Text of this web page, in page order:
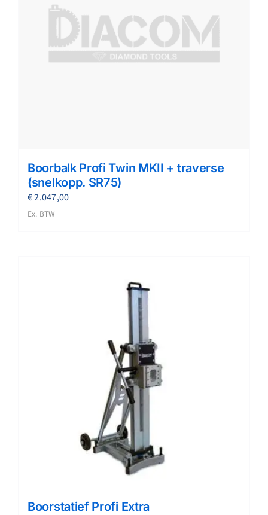
Boorbalk Profi Twin MKII + traverse
(snelkopp. SR75)
€2.047,00
Ex. BTW
Boorstatief Profi Extra